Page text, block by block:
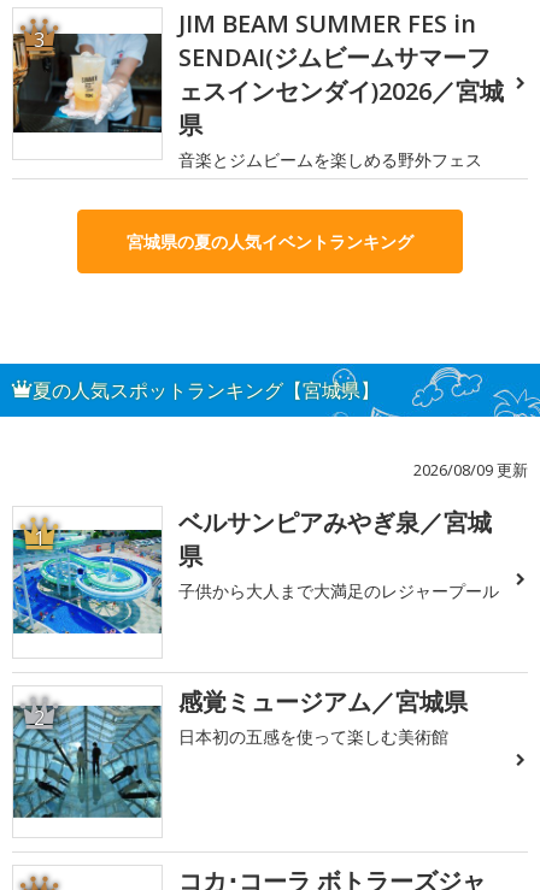
3
JIM BEAM SUMMER FES in
SENDAI(ジムビームサマーフ
ェスインセンダイ)2026／宮城
県
音楽とジムビームを楽しめる野外フェス
宮城県の夏の人気イベントランキング
夏の人気スポットランキング【宮城県】
2026/08/09 更新
1
ベルサンピアみやぎ泉／宮城
県
子供から大人まで大満足のレジャープール
2 感覚ミュージアム／宮城県
日本初の五感を使って楽しむ美術館
コカ･コーラ ボトラーズジャ